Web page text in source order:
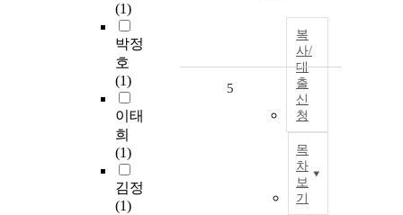
(1)
박정
호
(1)
이태
희
(1)
김정
(1)
복
사/
대
출
신
청
목
차
보
기
5